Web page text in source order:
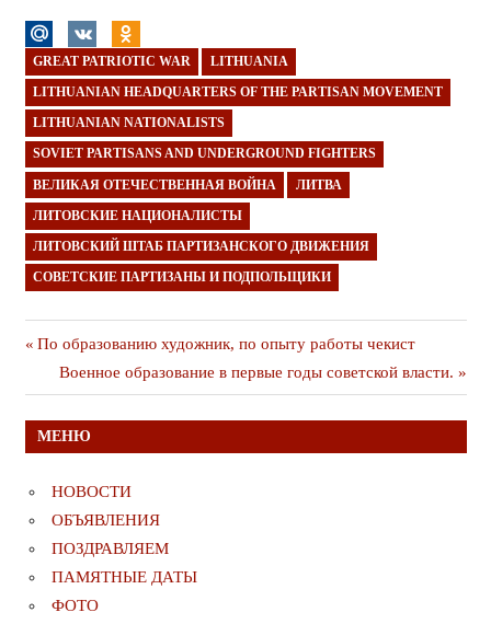
GREAT PATRIOTIC WAR LITHUANIA
LITHUANIAN HEADQUARTERS OF THE PARTISAN MOVEMENT
LITHUANIAN NATIONALISTS
SOVIET PARTISANS AND UNDERGROUND FIGHTERS
ВЕЛИКАЯ ОТЕЧЕСТВЕННАЯ ВОЙНА ЛИТВА
ЛИТОВСКИЕ НАЦИОНАЛИСТЫ
ЛИТОВСКИЙ ШТАБ ПАРТИЗАНСКОГО ДВИЖЕНИЯ
СОВЕТСКИЕ ПАРТИЗАНЫ И ПОДПОЛЬЩИКИ
Навигация
по
записям
Предыдущая
публикация
По образованию художник, по опыту работы чекист
Следующая
публикация
Военное образование в первые годы советской власти.
МЕНЮ
НОВОСТИ
ОБЪЯВЛЕНИЯ
ПОЗДРАВЛЯЕМ
ПАМЯТНЫЕ ДАТЫ
ФОТО